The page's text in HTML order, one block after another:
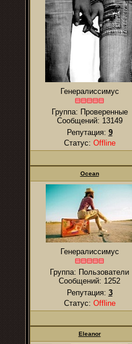
Генералиссимус
Группа: Проверенные
Сообщений: 13149
Репутация: 9
Статус: Offline
Ocean
Генералиссимус
Группа: Пользователи
Сообщений: 1252
Репутация: 3
Статус: Offline
Eleanor